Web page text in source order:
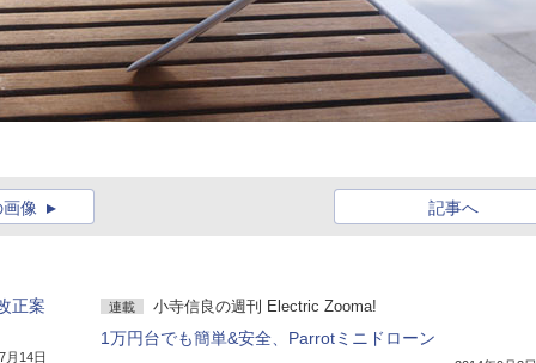
記事へ
像
正案
月14日
連載 小寺信良の週刊 Electric Zooma!
1万円台でも簡単&安全、Parrotミニドローン